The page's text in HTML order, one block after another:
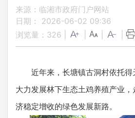
来源：临湘市政府门户网站
日期： 2026-06-02 09:36
浏览量： 326
近年来，长塘镇古洞村依托得
大力发展林下生态土鸡养殖产业
济稳定增收的绿色发展新路。